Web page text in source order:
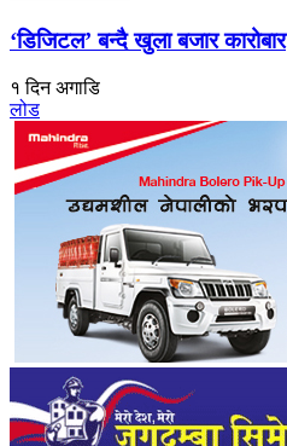
‘डिजिटल’ बन्दै खुला बजार कारोबार
१ दिन अगाडि
लोड